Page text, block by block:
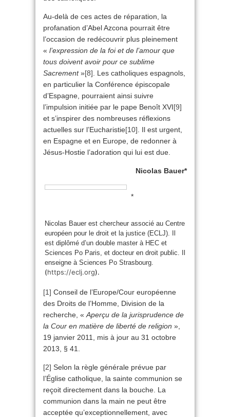
Au-delà de ces actes de réparation, la
profanation d’Abel Azcona pourrait être
l’occasion de redécouvrir plus pleinement
« l’expression de la foi et de l’amour que
tous doivent avoir pour ce sublime
Sacrement»[8] . Les catholiques espagnols,
en particulier la Conférence épiscopale
d’Espagne, pourraient ainsi suivre
l’impulsion initiée par le pape Benoît XVI[9]
et s’inspirer des nombreuses réflexions
actuelles sur l’Eucharistie[10] . Il est urgent,
en Espagne et en Europe, de redonner à
Jésus-Hostie l’adoration qui lui est due.
Nicolas Bauer*
*
Nicolas Bauer est chercheur associé au Centre
européen pour le droit et la justice (ECLJ). Il
est diplômé d’un double master à HEC et
Sciences Po Paris, et docteur en droit public. Il
enseigne à Sciences Po Strasbourg.
(https://eclj.org).
[1] Conseil de l’Europe/Cour européenne
des Droits de l’Homme, Division de la
recherche, « Aperçu de la jurisprudence de
la Cour en matière de liberté de religion »,
19 janvier 2011, mis à jour au 31 octobre
2013, § 41.
[2] Selon la règle générale prévue par
l’Église catholique, la sainte communion se
reçoit directement dans la bouche. La
communion dans la main ne peut être
acceptée qu’exceptionnellement, avec